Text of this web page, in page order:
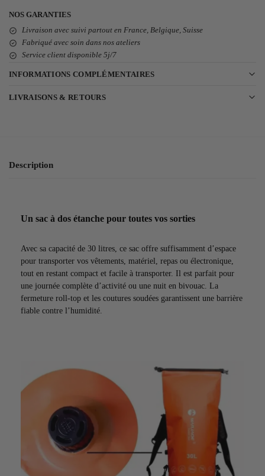
NOS GARANTIES
Livraison avec suivi partout en France, Belgique, Suisse
Fabriqué avec soin dans nos ateliers
Service client disponible 5j/7
INFORMATIONS COMPLÉMENTAIRES
LIVRAISONS & RETOURS
Description
Un sac à dos étanche pour toutes vos sorties
Avec sa capacité de 30 litres, ce sac offre suffisamment d’espace
pour transporter vos vêtements, matériel, repas ou électronique,
tout en restant compact et facile à transporter. Il est parfait pour
une journée complète d’activité ou une nuit en bivouac. La
fermeture roll-top et les coutures soudées garantissent une barrière
fiable contre l’humidité.